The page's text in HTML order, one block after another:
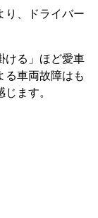
り、ドライバー
ける」ほど愛車
る車両故障はも
ます。